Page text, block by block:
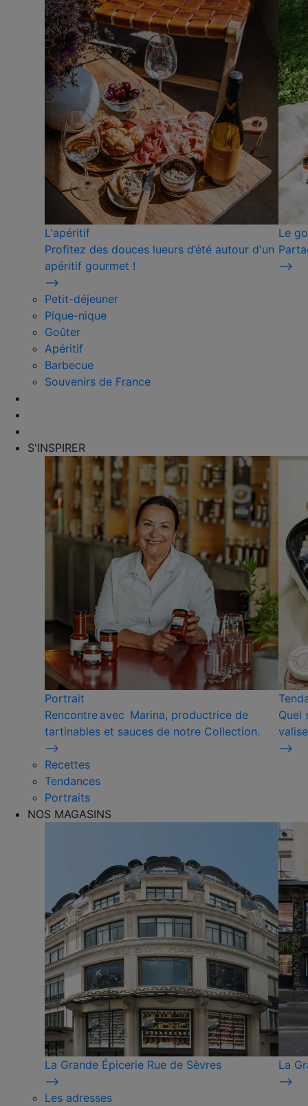
L'apéritif
Profitez des douces lueurs d’été autour d'un
apéritif gourmet !
⟶
Le
⟶
Petit-déjeuner
Pique-nique
Goûter
Apéritif
Barbecue
Souvenirs de France
S'INSPIRER
Portrait
Rencontre avec Marina, productrice de
tartinables et sauces de notre Collection.
⟶
Quel
⟶
Recettes
Tendances
Portraits
NOS MAGASINS
La Grande Épicerie Rue de Sèvres
⟶
La
⟶
Les adresses